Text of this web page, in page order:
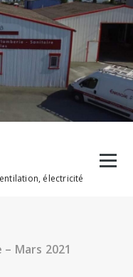
électricité
Mars 2021